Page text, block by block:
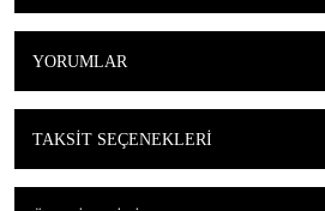
YORUMLAR
TAKSIT SEÇENEKLERI